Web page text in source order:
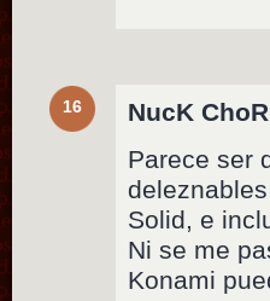
16 NucK
Parece ser
Solid, e
Ni se me
Konami